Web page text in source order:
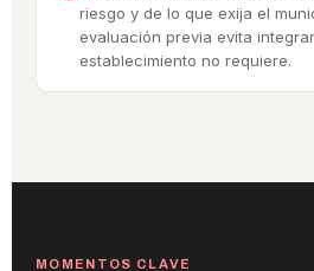
riesgo y de lo que exija el
evaluación previa evita
establecimiento no requiere.
MOMENTOS CLAVE